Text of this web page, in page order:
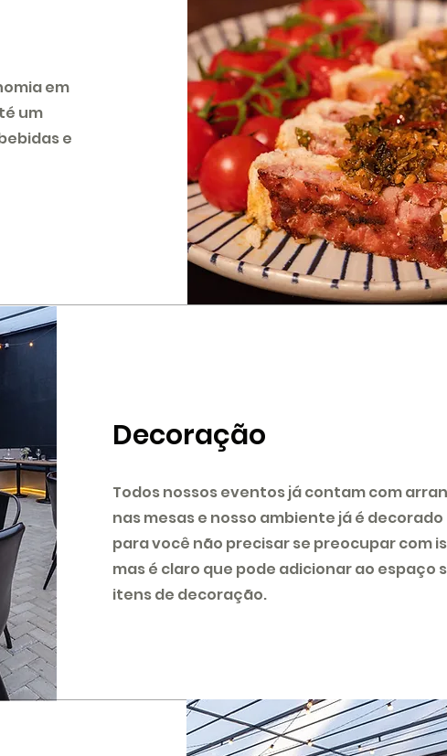
em
um
e
Decoração
Todos nossos eventos já contam com
nas mesas e nosso ambiente já é decorado
para você não precisar se preocupar com
mas é claro que pode adicionar ao espaço
itens de decoração.